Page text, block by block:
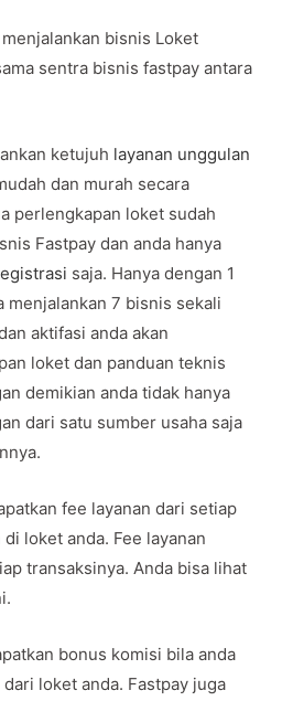
bisnis Loket
sentra bisnis fastpay antara
ketujuh layanan unggulan
dan murah secara
perlengkapan loket sudah
Fastpay dan anda hanya
saja. Hanya dengan 1
menjalankan 7 bisnis sekali
aktifasi anda akan
loket dan panduan teknis
demikian anda tidak hanya
dari satu sumber usaha saja
fee layanan dari setiap
loket anda. Fee layanan
transaksinya. Anda bisa lihat
bonus komisi bila anda
loket anda. Fastpay juga